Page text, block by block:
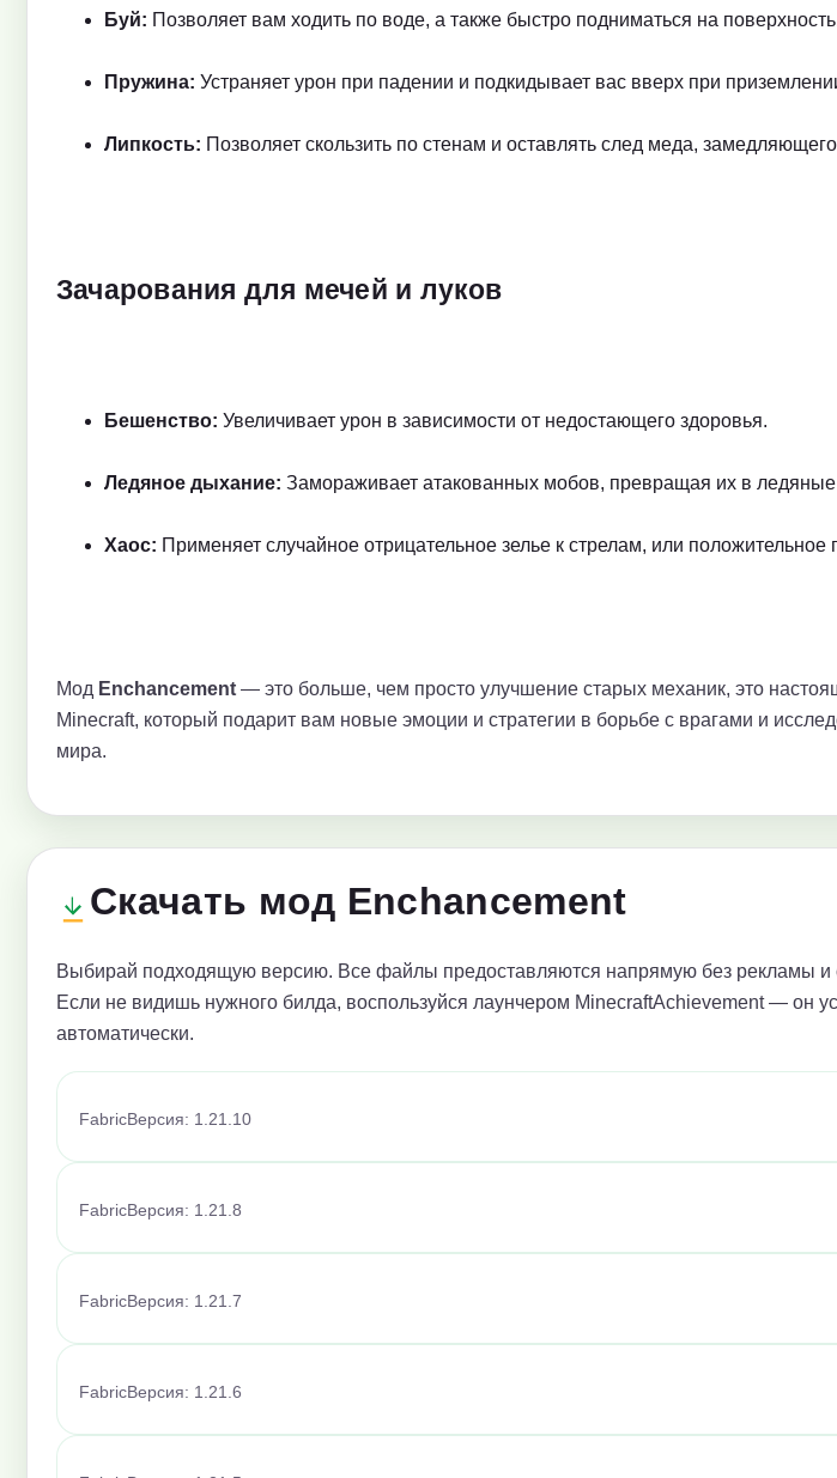
Буй: Позволяет вам ходить по воде, а также быстро подниматься на
Пружина: Устраняет урон при падении и подкидывает вас вверх при
Липкость: Позволяет скользить по стенам и оставлять след меда,
Зачарования для мечей и луков
Бешенство: Увеличивает урон в зависимости от недостающего здоровья.
Ледяное дыхание: Замораживает атакованных мобов, превращая их в ледяные
Хаос: Применяет случайное отрицательное зелье к стрелам, или положительное
Мод Enchancement — это больше, чем просто улучшение старых механик, это
Minecraft, который подарит вам новые эмоции и стратегии в борьбе с врагами и
мира.
Скачать мод Enchancement
Выбирай подходящую версию. Все файлы предоставляются напрямую без рекламы и
Если не видишь нужного билда, воспользуйся лаунчером MinecraftAchievement — он
автоматически.
FabricВерсия: 1.21.10
FabricВерсия: 1.21.8
FabricВерсия: 1.21.7
FabricВерсия: 1.21.6